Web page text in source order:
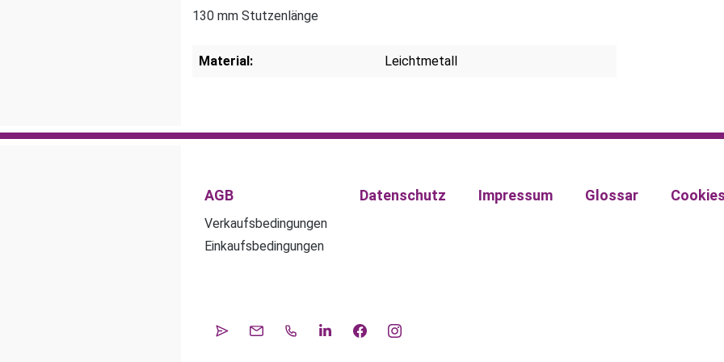
130 mm Stutzenlänge
Material: Leichtmetall
AGB
Verkaufsbedingungen
Einkaufsbedingungen
Datenschutz Impressum Glossar